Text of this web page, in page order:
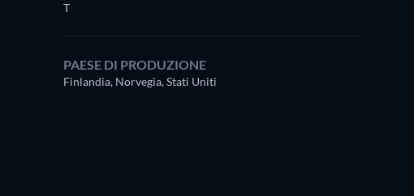
T
PAESE DI PRODUZIONE
Finlandia, Norvegia, Stati Uniti